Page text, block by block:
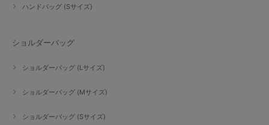
ハンドバッグ (Sサイズ)
ショルダーバッグ
ショルダーバッグ (Lサイズ)
ショルダーバッグ (Mサイズ)
ショルダーバッグ (Sサイズ)